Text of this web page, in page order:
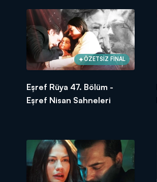
ÖZETSİZ FİNAL
Eşref Rüya 47. Bölüm -
Eşref Nisan Sahneleri